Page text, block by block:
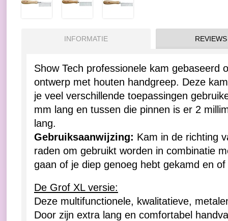
INFORMATIE REVIEWS
Show Tech professionele kam gebaseerd
ontwerp met houten handgreep. Deze
je veel verschillende toepassingen
mm lang en tussen die pinnen is er 2
lang.
Gebruiksaanwijzing: Kam in de richting
raden om gebruikt worden in combinatie
gaan of je diep genoeg hebt gekamd en
De Grof XL versie:
Deze multifunctionele, kwalitatieve,
Door zijn extra lang en comfortabel